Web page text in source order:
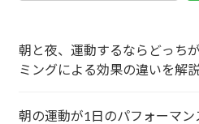
朝と夜、運動するならどっち
ミングによる効果の違いを解説
朝の運動が1日のパフォーマン